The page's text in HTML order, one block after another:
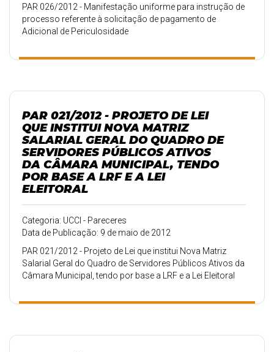
PAR 026/2012 - Manifestação uniforme para instrução de
processo referente à solicitação de pagamento de
Adicional de Periculosidade
PAR 021/2012 - PROJETO DE LEI
QUE INSTITUI NOVA MATRIZ
SALARIAL GERAL DO QUADRO DE
SERVIDORES PÚBLICOS ATIVOS
DA CÂMARA MUNICIPAL, TENDO
POR BASE A LRF E A LEI
ELEITORAL
Categoria: UCCI - Pareceres
Data de Publicação: 9 de maio de 2012
PAR 021/2012 - Projeto de Lei que institui Nova Matriz
Salarial Geral do Quadro de Servidores Públicos Ativos da
Câmara Municipal, tendo por base a LRF e a Lei Eleitoral